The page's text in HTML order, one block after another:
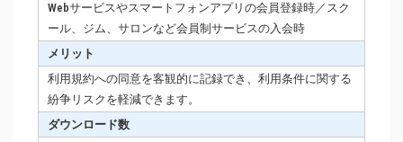
Webサービスやスマートフォンアプリの会員登録時／スク
ール、ジム、サロンなど会員制サービスの入会時
メリット
利用規約への同意を客観的に記録でき、利用条件に関する
紛争リスクを軽減できます。
ダウンロード数